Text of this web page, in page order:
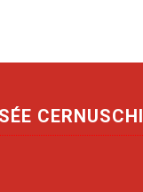
CERNUSCHI